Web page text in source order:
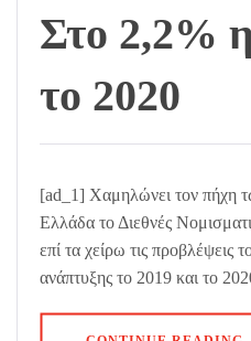
Στο 2,2%
το 2020
[ad_1] Χαμηλώνει τον πήχη
Ελλάδα το Διεθνές
επί τα χείρω τις προβλέψεις
ανάπτυξης το 2019 και το